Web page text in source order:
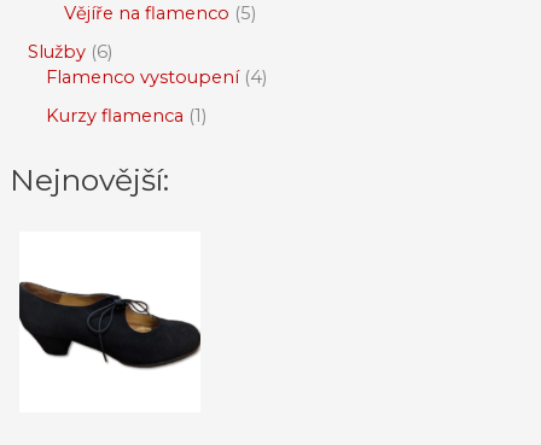
Vějíře na flamenco 5
Služby 6
Flamenco vystoupení 4
Kurzy flamenca 1
Nejnovější: